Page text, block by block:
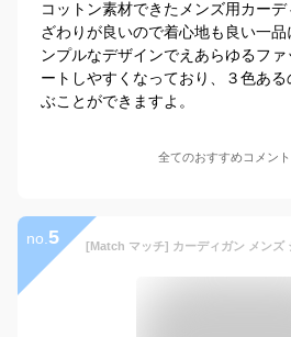
コットン素材できたメンズ用カー
ざわりが良いので着心地も良い一
ンプルなデザインでえあらゆるフ
ートしやすくなっており、３色あ
ぶことができますよ。
全てのおすすめコメント
no. 5